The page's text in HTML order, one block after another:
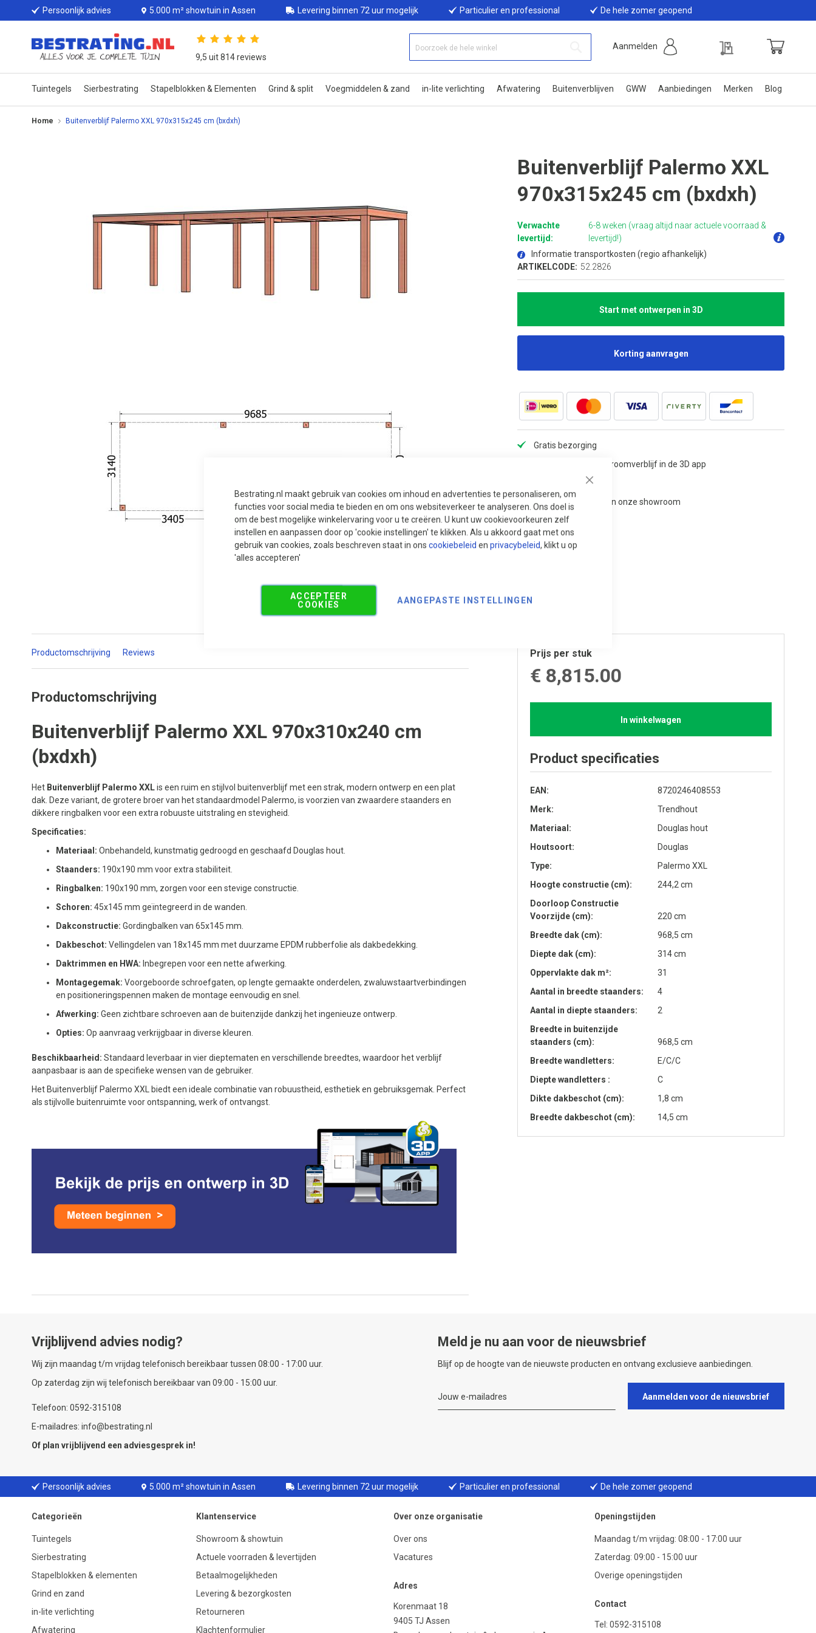
Bestrating.nl maakt gebruik van cookies om inhoud en advertenties te personaliseren, om
functies voor social media te bieden en om ons websiteverkeer te analyseren. Ons doel is
om de best mogelijke winkelervaring voor u te creëren. U kunt uw cookievoorkeuren zelf
instellen en aanpassen door op 'cookie instellingen' te klikken. Als u akkoord gaat met ons
gebruik van cookies, zoals beschreven staat in ons cookiebeleid en privacybeleid, klikt u op
'alles accepteren'
ACCEPTEER
COOKIES
AANGEPASTE INSTELLINGEN
Persoonlijk advies 5.000 m² showtuin in Assen Levering binnen 72 uur mogelijk Particulier en professional De hele zomer geopend
9,5 uit 814 reviews
Aanmelden
Tuintegels Sierbestrating Stapelblokken & Elementen Grind & split Voegmiddelen & zand in-lite verlichting Afwatering Buitenverblijven GWW Aanbiedingen Merken Blog
Home Buitenverblijf Palermo XXL 970x315x245 cm (bxdxh)
de
gallerij
Buitenverblijf Palermo XXL
970x315x245 cm (bxdxh)
Verwachte
levertijd:
6-8 weken (vraag altijd naar actuele voorraad &
levertijd!)
Informatie transportkosten (regio afhankelijk)
ARTIKELCODE: 52.2826
Start met ontwerpen in 3D
Korting aanvragen
Gratis bezorging
Ontwerp zelf jouw droomverblijf in de 3D app
Montage mogelijk
Maak een afspraak in onze showroom
Productomschrijving Reviews
Productomschrijving
Buitenverblijf Palermo XXL 970x310x240 cm
(bxdxh)
Het Buitenverblijf Palermo XXLis een ruim en stijlvol buitenverblijf met een strak, modern ontwerp en een plat
dak. Deze variant, de grotere broer van het standaardmodel Palermo, is voorzien van zwaardere staanders en
dikkere ringbalken voor een extra robuuste uitstraling en stevigheid.
Specificaties:
Materiaal: Onbehandeld, kunstmatig gedroogd en geschaafd Douglas hout.
Staanders: 190x190 mm voor extra stabiliteit.
Ringbalken: 190x190 mm, zorgen voor een stevige constructie.
Schoren: 45x145 mm geïntegreerd in de wanden.
Dakconstructie: Gordingbalken van 65x145 mm.
Dakbeschot: Vellingdelen van 18x145 mm met duurzame EPDM rubberfolie als dakbedekking.
Daktrimmen en HWA: Inbegrepen voor een nette afwerking.
Montagegemak: Voorgeboorde schroefgaten, op lengte gemaakte onderdelen, zwaluwstaartverbindingen
en positioneringspennen maken de montage eenvoudig en snel.
Afwerking: Geen zichtbare schroeven aan de buitenzijde dankzij het ingenieuze ontwerp.
Opties: Op aanvraag verkrijgbaar in diverse kleuren.
Beschikbaarheid: Standaard leverbaar in vier dieptematen en verschillende breedtes, waardoor het verblijf
aanpasbaar is aan de specifieke wensen van de gebruiker.
Het Buitenverblijf Palermo XXL biedt een ideale combinatie van robuustheid, esthetiek en gebruiksgemak. Perfect
als stijlvolle buitenruimte voor ontspanning, werk of ontvangst.
Prijs per stuk
€ 8,815.00
In winkelwagen
Product specificaties
EAN
8720246408553
Merk
Trendhout
Materiaal
Douglas hout
Houtsoort
Douglas
Type
Palermo XXL
Hoogte constructie (cm)
244,2 cm
Doorloop Constructie
Voorzijde (cm)
220 cm
Breedte dak (cm)
968,5 cm
Diepte dak (cm)
314 cm
Oppervlakte dak m²
31
Aantal in breedte staanders
4
Aantal in diepte staanders
2
Breedte in buitenzijde
staanders (cm)
968,5 cm
Breedte wandletters
E/C/C
Diepte wandletters
C
Dikte dakbeschot (cm)
1,8 cm
Breedte dakbeschot (cm)
14,5 cm
Vrijblijvend advies nodig?
Wij zijn maandag t/m vrijdag telefonisch bereikbaar tussen 08:00 - 17:00 uur.
Op zaterdag zijn wij telefonisch bereikbaar van 09:00 - 15:00 uur.
Telefoon: 0592-315108
E-mailadres: info@bestrating.nl
Of plan vrijblijvend een adviesgesprek in!
Meld je nu aan voor de nieuwsbrief
Blijf op de hoogte van de nieuwste producten en ontvang exclusieve aanbiedingen.
Aanmelden voor de nieuwsbrief
Persoonlijk advies 5.000 m² showtuin in Assen Levering binnen 72 uur mogelijk Particulier en professional De hele zomer geopend
Categorieën
Tuintegels
Sierbestrating
Stapelblokken & elementen
Grind en zand
in-lite verlichting
Afwatering
Klantenservice
Showroom & showtuin
Actuele voorraden & levertijden
Betaalmogelijkheden
Levering & bezorgkosten
Retourneren
Klachtenformulier
Over onze organisatie
Over ons
Vacatures
Adres
Korenmaat 18
9405 TJ Assen
Openingstijden
Maandag t/m vrijdag: 08:00 - 17:00 uur
Zaterdag: 09:00 - 15:00 uur
Overige openingstijden
Contact
Tel: 0592-315108